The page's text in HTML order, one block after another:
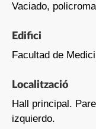
Vaciado,
Edifici
Facultad de
Localització
Hall principal.
izquierdo.